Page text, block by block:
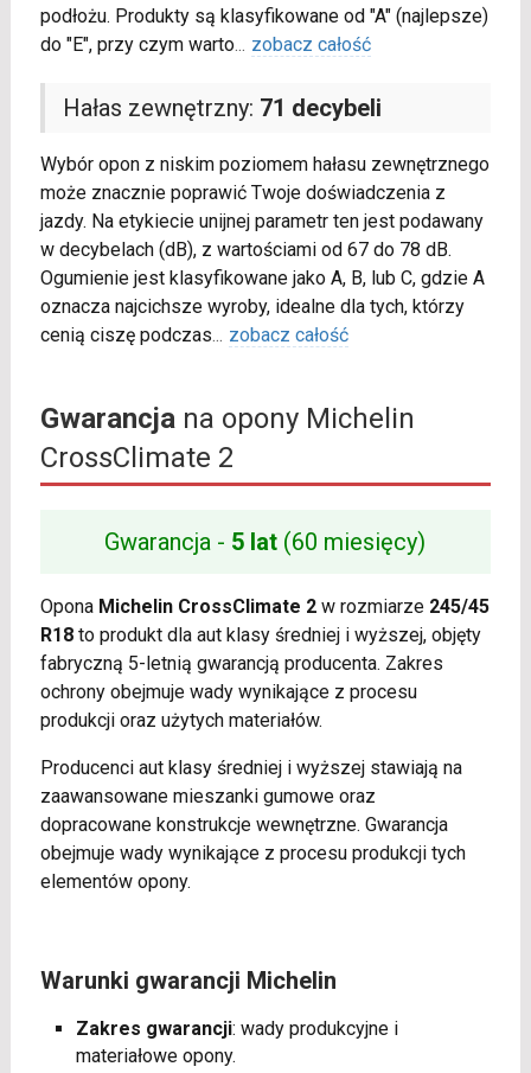
podłożu. Produkty są klasyfikowane od "A" (najlepsze)
do "E", przy czym warto... zobacz całość
Hałas zewnętrzny: 71 decybeli
Wybór opon z niskim poziomem hałasu zewnętrznego
może znacznie poprawić Twoje doświadczenia z
jazdy. Na etykiecie unijnej parametr ten jest podawany
w decybelach (dB), z wartościami od 67 do 78 dB.
Ogumienie jest klasyfikowane jako A, B, lub C, gdzie A
oznacza najcichsze wyroby, idealne dla tych, którzy
cenią ciszę podczas... zobacz całość
Gwarancjana opony Michelin
CrossClimate 2
Gwarancja - 5 lat (60 miesięcy)
Opona Michelin CrossClimate 2w rozmiarze 245/45
R18to produkt dla aut klasy średniej i wyższej, objęty
fabryczną 5-letnią gwarancją producenta. Zakres
ochrony obejmuje wady wynikające z procesu
produkcji oraz użytych materiałów.
Producenci aut klasy średniej i wyższej stawiają na
zaawansowane mieszanki gumowe oraz
dopracowane konstrukcje wewnętrzne. Gwarancja
obejmuje wady wynikające z procesu produkcji tych
elementów opony.
Warunki gwarancji Michelin
Zakres gwarancji: wady produkcyjne i
materiałowe opony.